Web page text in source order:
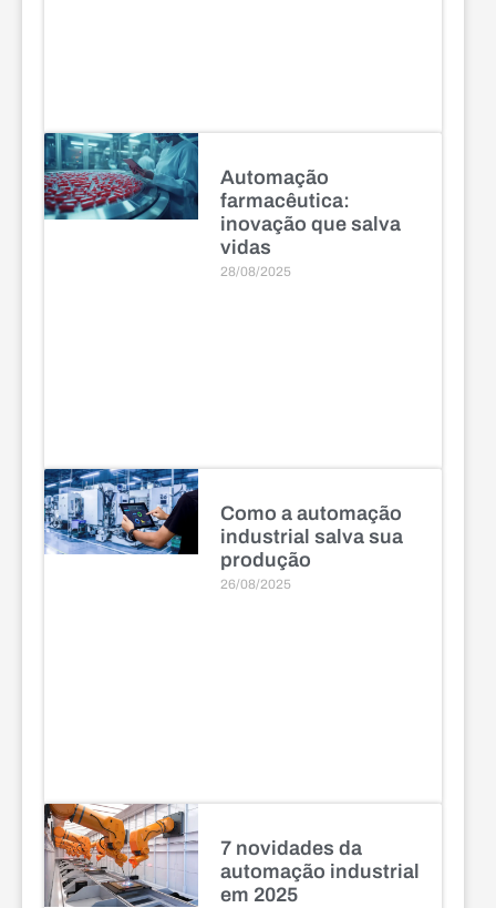
Automação
farmacêutica:
inovação que salva
vidas
28/08/2025
Como a automação
industrial salva sua
produção
26/08/2025
7 novidades da
automação industrial
em 2025